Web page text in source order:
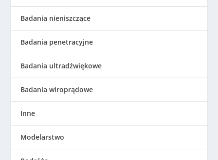
Badania nieniszczące
Badania penetracyjne
Badania ultradźwiękowe
Badania wiroprądowe
Inne
Modelarstwo